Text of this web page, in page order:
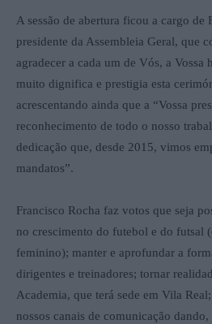
A sessão de abertura ficou a cargo de
presidente da Assembleia Geral, que
agradecer a cada um de Vós, a Vossa
muito dignifica e prestigia esta
acrescentando ainda que a “Vossa
reconhecimento de todo o nosso
dedicação que, desde 2015, vimos
mandatos”.
Francisco Rocha faz votos que seja
no crescimento do futebol e do futsal
feminino); manter e aprofundar a
dirigentes e treinadores; tornar
Academia, que terá sede em Vila
nossos canais de comunicação